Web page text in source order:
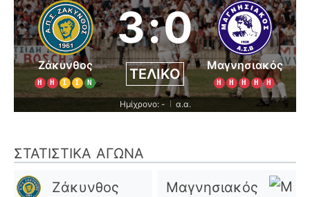
Ζάκυνθος
Η Η Ι Ι Ν
3:0
ΤΕΛΙΚΌ
Μαγνησιακός
Η Η Η Η Η
Ημίχρονο: - α.α.
ΣΤΑΤΙΣΤΙΚΆ ΑΓΏΝΑ
Ζάκυνθος Μαγνησιακός